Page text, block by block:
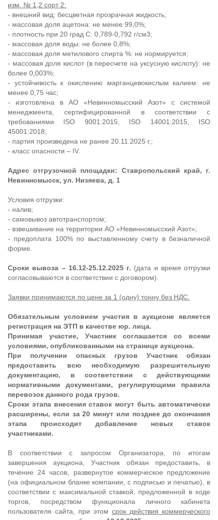
изм. № 1,2 сорт 2:
- внешний вид: бесцветная прозрачная жидкость;
- массовая доля ацетона: не менее 99,0%;
- плотность при 20 град С: 0,789-0,792 г/см3;
- массовая доля воды: не более 0,8%;
- массовая доля метилового спирта %: не нормируется;
- массовая доля кислот (в пересчете на уксусную кислоту): не
более 0,003%;
- устойчивость к окислению марганцевокислым калием: не
менее 0,75 час;
- изготовлена в АО «Невинномысский Азот» с системой
менеджмента, сертифицированной в соответствии с
требованиями ISO 9001:2015, ISO 14001:2015, ISO
45001:2018;
- партия произведена не ранее 20.11.2025 г.;
- класс опасности – IV.
Адрес отгрузочной площадки: Ставропольский край, г.
Невинномысск, ул. Низяева, д. 1
Условия отгрузки:
- налив;
- самовывоз автотранспортом;
- взвешивание на территории АО «Невинномысский Азот»;
- предоплата 100% по выставленному счету в безналичной
форме.
Сроки вывоза – 16.12-25.12.2025 г. (дата и время отгрузки
согласовываются в соответствии с договором).
Заявки принимаются по цене за 1 (одну) тонну без НДС.
Обязательным условием участия в аукционе является
регистрация на ЭТП в качестве юр. лица.
Принимая участие, Участник соглашается со всеми
условиями, опубликованными на странице аукциона.
При получении опасных грузов Участник обязан
предоставить всю необходимую разрешительную
документацию, в соответствии с действующими
нормативными документами, регулирующими правила
перевозок данного рода грузов.
Сроки этапа внесения ставок могут быть автоматически
расширены, если за 20 минут или позднее до окончания
этапа происходит добавление новых ставок
участниками.
В соответствии с запросом Организатора, по итогам
завершения аукциона, Участник обязан предоставить, в
течение 24 часов, развернутое коммерческое предложение
(на официальном бланке компании, с подписью и печатью), в
соответствии с максимальной ставкой, предложенной в ходе
торгов, посредством функционала личного кабинета
пользователя сайта, при этом срок действия коммерческого